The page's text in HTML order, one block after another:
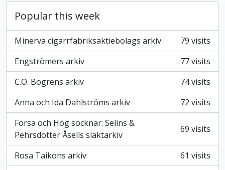
Popular this week
Minerva cigarrfabriksaktiebolags arkiv
79 visits
Engströmers arkiv
77 visits
C.O. Bogrens arkiv
74 visits
Anna och Ida Dahlströms arkiv
72 visits
Forsa och Hög socknar: Selins &
Pehrsdotter Åsells släktarkiv
69 visits
Rosa Taikons arkiv
61 visits